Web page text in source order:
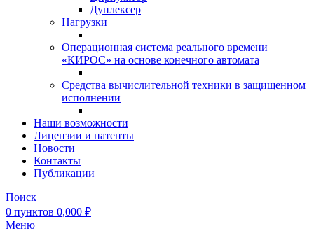
Дуплексер
Нагрузки
Операционная система реального времени
«КИРОС» на основе конечного автомата
Средства вычислительной техники в защищенном
исполнении
Наши возможности
Лицензии и патенты
Новости
Контакты
Публикации
Поиск
0 пунктов 0,000 ₽
Меню